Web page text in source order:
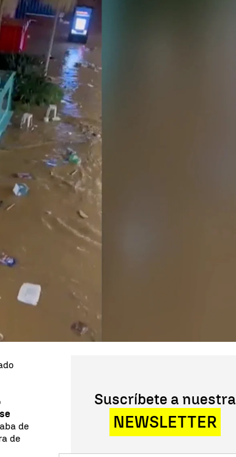
Linkedin
de
a dos
a
de
de
Suscríbete a nuestra
NEWSLETTER